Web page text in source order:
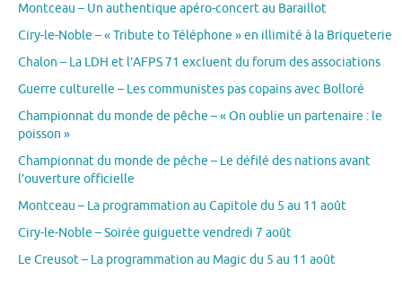
Montceau – Un authentique apéro-concert au Baraillot
Ciry-le-Noble – « Tribute to Téléphone » en illimité à la Briqueterie
Chalon – La LDH et l’AFPS 71 excluent du forum des associations
Guerre culturelle – Les communistes pas copains avec Bolloré
Championnat du monde de pêche – « On oublie un partenaire : le
poisson »
Championnat du monde de pêche – Le défilé des nations avant
l’ouverture officielle
Montceau – La programmation au Capitole du 5 au 11 août
Ciry-le-Noble – Soirée guiguette vendredi 7 août
Le Creusot – La programmation au Magic du 5 au 11 août